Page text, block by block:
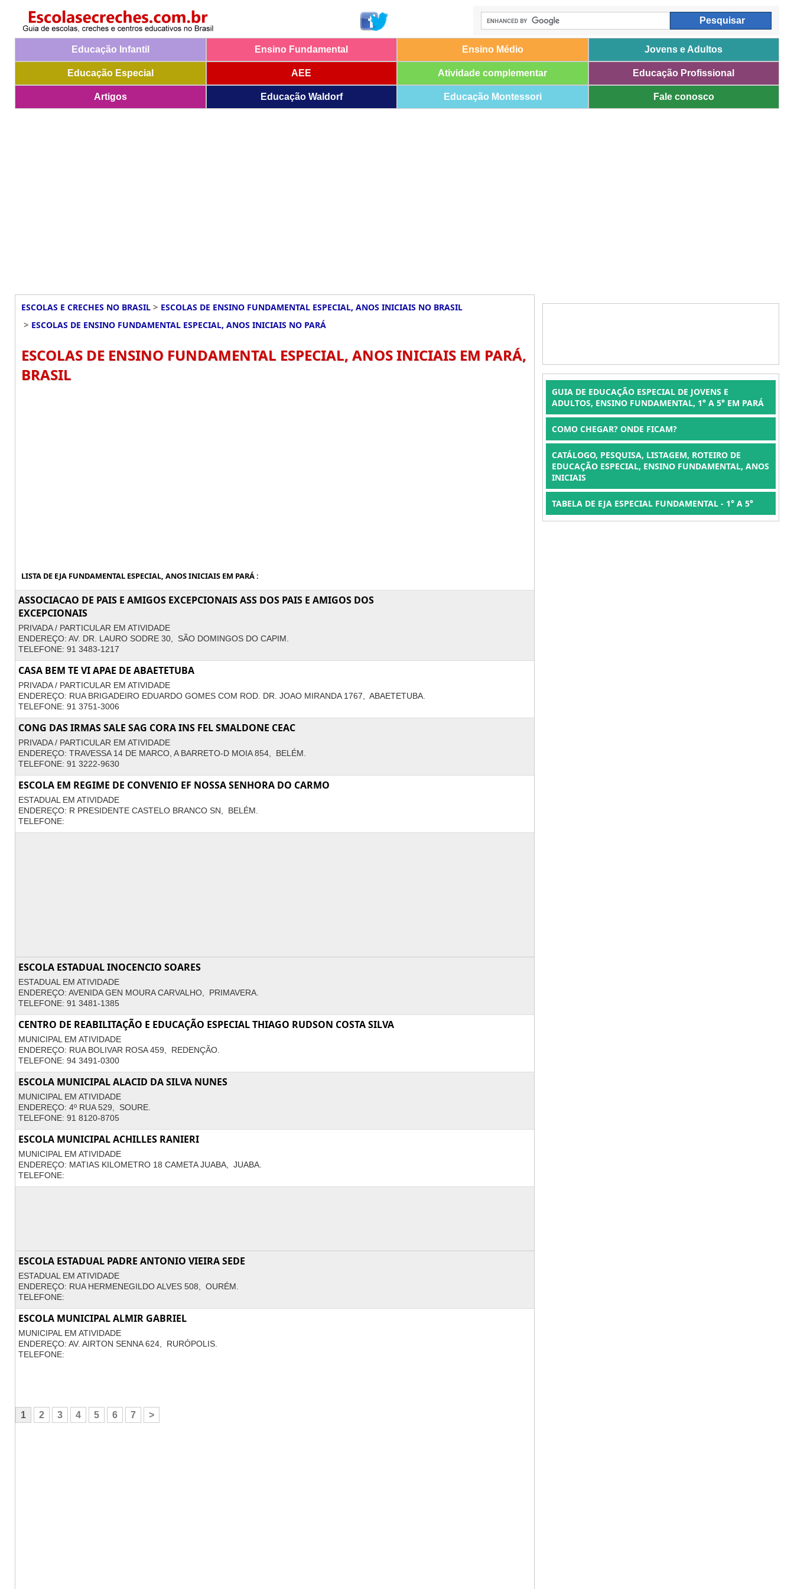
Educação Infantil Ensino Fundamental Ensino Médio Jovens e Adultos
Educação Especial AEE Atividade complementar Educação Profissional
Artigos Educação Waldorf Educação Montessori Fale conosco
ESCOLAS E CRECHES NO BRASIL > ESCOLAS DE ENSINO FUNDAMENTAL ESPECIAL, ANOS INICIAIS NO BRASIL
> ESCOLAS DE ENSINO FUNDAMENTAL ESPECIAL, ANOS INICIAIS NO PARÁ
ESCOLAS DE ENSINO FUNDAMENTAL ESPECIAL, ANOS INICIAIS EM PARÁ,
BRASIL
LISTA DE EJA FUNDAMENTAL ESPECIAL, ANOS INICIAIS EM PARÁ :
ASSOCIACAO DE PAIS E AMIGOS EXCEPCIONAIS ASS DOS PAIS E AMIGOS DOS
EXCEPCIONAIS
PRIVADA / PARTICULAR EM ATIVIDADE
ENDEREÇO: AV. DR. LAURO SODRE 30, SÃO DOMINGOS DO CAPIM.
TELEFONE: 91 3483-1217
CASA BEM TE VI APAE DE ABAETETUBA
PRIVADA / PARTICULAR EM ATIVIDADE
ENDEREÇO: RUA BRIGADEIRO EDUARDO GOMES COM ROD. DR. JOAO MIRANDA 1767, ABAETETUBA.
TELEFONE: 91 3751-3006
CONG DAS IRMAS SALE SAG CORA INS FEL SMALDONE CEAC
PRIVADA / PARTICULAR EM ATIVIDADE
ENDEREÇO: TRAVESSA 14 DE MARCO, A BARRETO-D MOIA 854, BELÉM.
TELEFONE: 91 3222-9630
ESCOLA EM REGIME DE CONVENIO EF NOSSA SENHORA DO CARMO
ESTADUAL EM ATIVIDADE
ENDEREÇO: R PRESIDENTE CASTELO BRANCO SN, BELÉM.
TELEFONE:
ESCOLA ESTADUAL INOCENCIO SOARES
ESTADUAL EM ATIVIDADE
ENDEREÇO: AVENIDA GEN MOURA CARVALHO, PRIMAVERA.
TELEFONE: 91 3481-1385
CENTRO DE REABILITAÇÃO E EDUCAÇÃO ESPECIAL THIAGO RUDSON COSTA SILVA
MUNICIPAL EM ATIVIDADE
ENDEREÇO: RUA BOLIVAR ROSA 459, REDENÇÃO.
TELEFONE: 94 3491-0300
ESCOLA MUNICIPAL ALACID DA SILVA NUNES
MUNICIPAL EM ATIVIDADE
ENDEREÇO: 4º RUA 529, SOURE.
TELEFONE: 91 8120-8705
ESCOLA MUNICIPAL ACHILLES RANIERI
MUNICIPAL EM ATIVIDADE
ENDEREÇO: MATIAS KILOMETRO 18 CAMETA JUABA, JUABA.
TELEFONE:
ESCOLA ESTADUAL PADRE ANTONIO VIEIRA SEDE
ESTADUAL EM ATIVIDADE
ENDEREÇO: RUA HERMENEGILDO ALVES 508, OURÉM.
TELEFONE:
ESCOLA MUNICIPAL ALMIR GABRIEL
MUNICIPAL EM ATIVIDADE
ENDEREÇO: AV. AIRTON SENNA 624, RURÓPOLIS.
TELEFONE:
1 2 3 4 5 6 7 >
GUIA DE EDUCAÇÃO ESPECIAL DE JOVENS E
ADULTOS, ENSINO FUNDAMENTAL, 1° A 5° EM PARÁ
COMO CHEGAR? ONDE FICAM?
CATÁLOGO, PESQUISA, LISTAGEM, ROTEIRO DE
EDUCAÇÃO ESPECIAL, ENSINO FUNDAMENTAL, ANOS
INICIAIS
TABELA DE EJA ESPECIAL FUNDAMENTAL - 1° A 5°